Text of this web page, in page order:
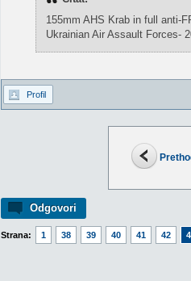
Odgovori
Strana: 1 38 39 40 41 42
155mm AHS Krab in full anti-
Ukrainian Air Assault Forces-
Profil